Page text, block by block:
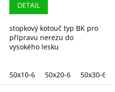
40x20-6 40x30-6
DETAIL
stopkový kotouč typ BK pro
přípravu nerezu do
vysokého lesku
50x10-6 50x20-6 50x30-6